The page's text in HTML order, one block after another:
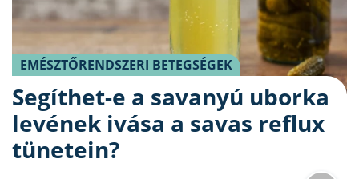
EMÉSZTŐRENDSZERI BETEGSÉGEK
Segíthet-e a savanyú uborka
levének ivása a savas reflux
tünetein?